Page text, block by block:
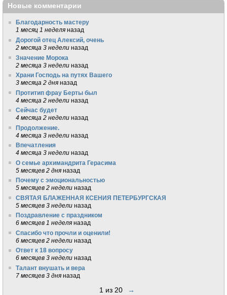
Новые комментарии
Благодарность мастеру
1 месяц 1 неделя назад
Дорогой отец Алексий, очень
2 месяца 3 недели назад
Значение Морока
2 месяца 3 недели назад
Храни Господь на путях Вашего
3 месяца 2 дня назад
Протитип фрау Берты был
4 месяца 2 недели назад
Сейчас будет
4 месяца 2 недели назад
Продолжение.
4 месяца 3 недели назад
Впечатления
4 месяца 3 недели назад
О семье архимандрита Герасима
5 месяцев 2 дня назад
Почему с эмоциональностью
5 месяцев 2 недели назад
СВЯТАЯ БЛАЖЕННАЯ КСЕНИЯ ПЕТЕРБУРГСКАЯ
5 месяцев 3 недели назад
Поздравление с праздником
6 месяцев 1 неделя назад
Спасибо что прочли и оценили!
6 месяцев 2 недели назад
Ответ к 18 вопросу
6 месяцев 3 недели назад
Талант внушать и вера
7 месяцев 3 дня назад
1 из 20 →